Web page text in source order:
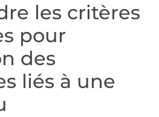
les critères
pour
des
liés à une